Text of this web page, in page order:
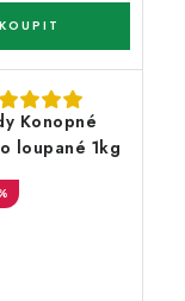
Konopné
loupané 1kg